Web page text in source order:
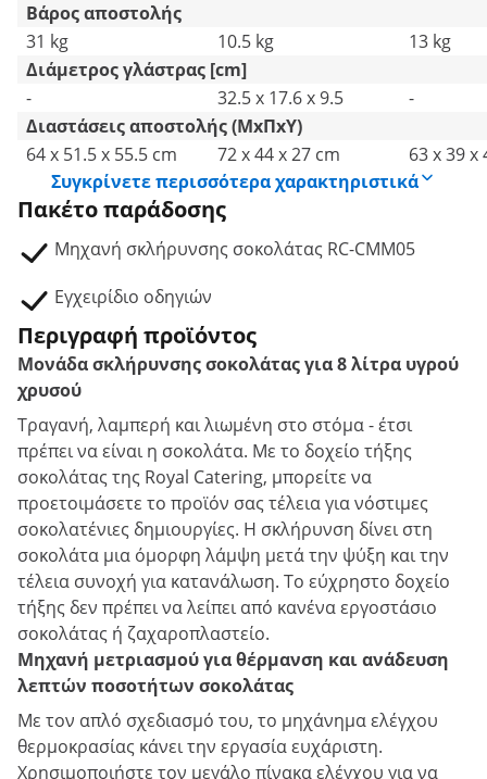
Βάρος αποστολής
31 kg
10.5 kg
13 kg
Διάμετρος γλάστρας [cm]
-
32.5 x 17.6 x 9.5
-
Διαστάσεις αποστολής (ΜxΠxΥ)
64 x 51.5 x 55.5 cm
72 x 44 x 27 cm
63 x 39 x
Συγκρίνετε περισσότερα χαρακτηριστικά
Πακέτο παράδοσης
Μηχανή σκλήρυνσης σοκολάτας RC-CMM05
Εγχειρίδιο οδηγιών
Περιγραφή προϊόντος
Μονάδα σκλήρυνσης σοκολάτας για 8 λίτρα υγρού
χρυσού
Τραγανή, λαμπερή και λιωμένη στο στόμα - έτσι
πρέπει να είναι η σοκολάτα. Με το δοχείο τήξης
σοκολάτας της Royal Catering, μπορείτε να
προετοιμάσετε το προϊόν σας τέλεια για νόστιμες
σοκολατένιες δημιουργίες. Η σκλήρυνση δίνει στη
σοκολάτα μια όμορφη λάμψη μετά την ψύξη και την
τέλεια συνοχή για κατανάλωση. Το εύχρηστο δοχείο
τήξης δεν πρέπει να λείπει από κανένα εργοστάσιο
σοκολάτας ή ζαχαροπλαστείο.
Μηχανή μετριασμού για θέρμανση και ανάδευση
λεπτών ποσοτήτων σοκολάτας
Με τον απλό σχεδιασμό του, το μηχάνημα ελέγχου
θερμοκρασίας κάνει την εργασία ευχάριστη.
Χρησιμοποιήστε τον μεγάλο πίνακα ελέγχου για να